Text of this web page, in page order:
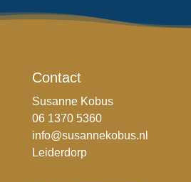
Contact
Susanne Kobus
06 1370 5360
info@susannekobus.nl
Leiderdorp